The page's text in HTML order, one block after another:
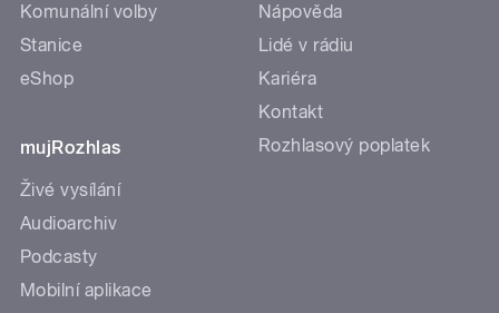
Komunální volby
Stanice
eShop
mujRozhlas
Živé vysílání
Audioarchiv
Podcasty
Mobilní aplikace
Nápověda
Lidé v rádiu
Kariéra
Kontakt
Rozhlasový poplatek